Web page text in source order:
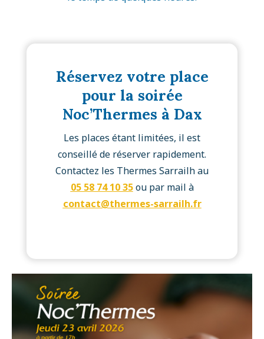
Réservez votre place
pour la soirée
Noc’Thermes à Dax
Les places étant limitées, il est
conseillé de réserver rapidement.
Contactez les Thermes Sarrailh au
05 58 74 10 35ou par mail à
contact@thermes-sarrailh.fr